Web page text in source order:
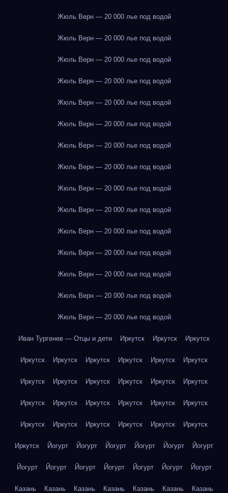
Жюль Верн — 20 000 лье под водой
Жюль Верн — 20 000 лье под водой
Жюль Верн — 20 000 лье под водой
Жюль Верн — 20 000 лье под водой
Жюль Верн — 20 000 лье под водой
Жюль Верн — 20 000 лье под водой
Жюль Верн — 20 000 лье под водой
Жюль Верн — 20 000 лье под водой
Жюль Верн — 20 000 лье под водой
Жюль Верн — 20 000 лье под водой
Жюль Верн — 20 000 лье под водой
Жюль Верн — 20 000 лье под водой
Жюль Верн — 20 000 лье под водой
Жюль Верн — 20 000 лье под водой
Жюль Верн — 20 000 лье под водой
Иван Тургенев — Отцы и дети Иркутск Иркутск Иркутск
Иркутск Иркутск Иркутск Иркутск Иркутск Иркутск
Иркутск Иркутск Иркутск Иркутск Иркутск Иркутск
Иркутск Иркутск Иркутск Иркутск Иркутск Иркутск
Иркутск Иркутск Иркутск Иркутск Иркутск Иркутск
Иркутск Йогурт Йогурт Йогурт Йогурт Йогурт Йогурт
Йогурт Йогурт Йогурт Йогурт Йогурт Йогурт Йогурт
Казань Казань Казань Казань Казань Казань Казань